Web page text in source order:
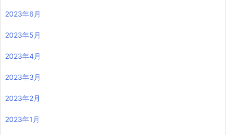
2023年6月
2023年5月
2023年4月
2023年3月
2023年2月
2023年1月